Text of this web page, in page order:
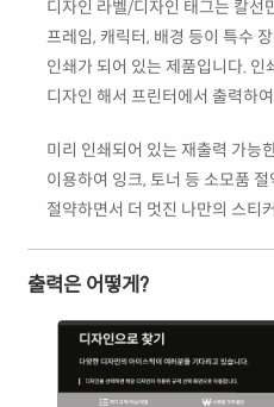
디자인 라벨/디자인 태그는 칼선
프레임, 캐릭터, 배경 등이 특수
인쇄가 되어 있는 제품입니다. 인
디자인 해서 프린터에서 출력하
미리 인쇄되어 있는 재출력 가능
이용하여 잉크, 토너 등 소모품
절약하면서 더 멋진 나만의 스티
출력은 어떻게?